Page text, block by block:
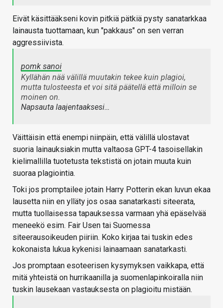
Eivät käsittääkseni kovin pitkiä pätkiä pysty sanatarkkaa
lainausta tuottamaan, kun "pakkaus" on sen verran
aggressiivista.
pomk sanoi
Kyllähän nää välillä muutakin tekee kuin plagioi,
mutta tulosteesta et voi sitä päätellä että milloin se
moinen on.
Napsauta laajentaaksesi…
Väittäisin että enempi niinpäin, että välillä ulostavat
suoria lainauksiakin mutta valtaosa GPT-4 tasoisellakin
kielimallilla tuotetusta tekstistä on jotain muuta kuin
suoraa plagiointia.
Toki jos promptailee jotain Harry Potterin ekan luvun ekaa
lausetta niin en ylläty jos osaa sanatarkasti siteerata,
mutta tuollaisessa tapauksessa varmaan yhä epäselvää
meneekö esim. Fair Usen tai Suomessa
siteerausoikeuden piiriin. Koko kirjaa tai tuskin edes
kokonaista lukua kykenisi lainaamaan sanatarkasti.
Jos promptaan esoteerisen kysymyksen vaikkapa, että
mitä yhteistä on hurrikaanilla ja suomenlapinkoiralla niin
tuskin lausekaan vastauksesta on plagioitu mistään.